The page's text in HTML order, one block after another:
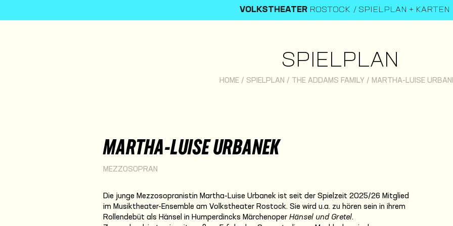
VOLKSTHEATER ROSTOCK SPIELPLAN + KARTEN
SPIELPLAN
HOME/ SPIELPLAN / THE ADDAMS FAMILY / MARTHA-LUISE
MARTHA-LUISE URBANEK
MEZZOSOPRAN
Die junge Mezzosopranistin Martha-Luise Urbanek ist seit der Spielzeit 2025/26 Mitglied
im Musiktheater-Ensemble am Volkstheater Rostock. Sie wird u.a. zu hören sein in ihrem
Rollendebüt als Hänsel in Humperdincks Märchenoper Hänsel und Gretel.